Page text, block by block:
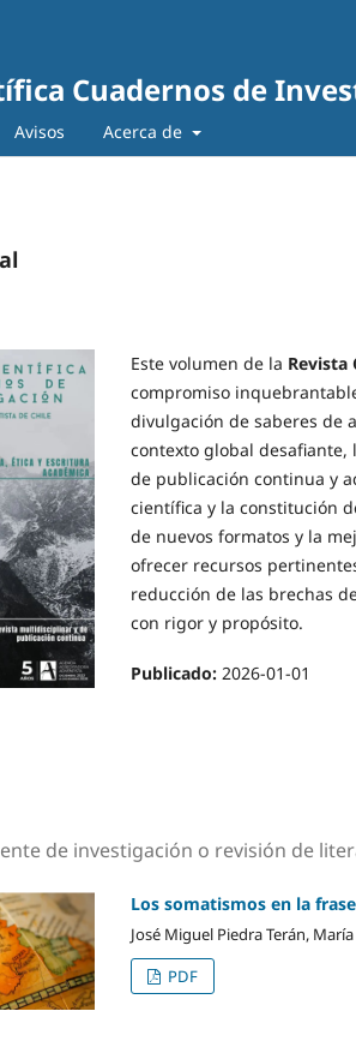
Cuadernos de
Avisos Acerca de
Este volumen de la Revista
compromiso
divulgación de saberes de
contexto global
de publicación continua y
científica y la constitución
de nuevos formatos y la
ofrecer recursos
reducción de las brechas
con rigor y propósito.
Publicado: 2026-01-01
de investigación o revisión de
Los somatismos en la
José Miguel Piedra Terán,
PDF